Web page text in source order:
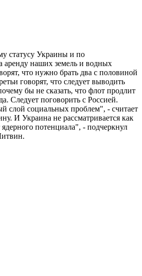
статусу Украины и по
аренду наших земель и водных
что нужно брать два с половиной
говорят, что следует выводить
бы не сказать, что флот продлит
Следует поговорить с Россией.
слой социальных проблем", - считает
И Украина не рассматривается как
потенциала", - подчеркнул